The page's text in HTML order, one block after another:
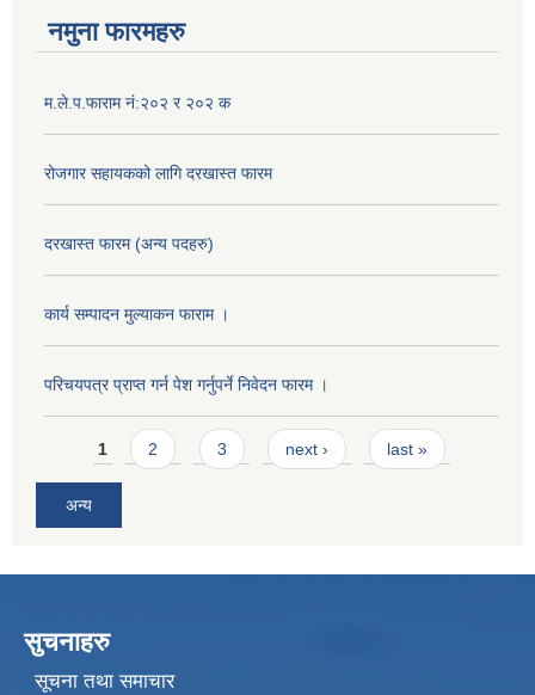
नमुना फारमहरु
म.ले.प.फाराम नं:२०२ र २०२ क
रोजगार सहायकको लागि दरखास्त फारम
दरखास्त फारम (अन्य पदहरु)
कार्य सम्पादन मुल्याक‌न फाराम ।
परिचयपत्र प्राप्त गर्न पेश गर्नुपर्ने निवेदन फारम ।
Pages
1 2 3 next › last »
अन्य
सुचनाहरु
सूचना तथा समाचार